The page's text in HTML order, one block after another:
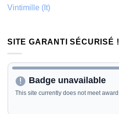
Vintimille (It)
SITE GARANTI SÉCURISÉ !